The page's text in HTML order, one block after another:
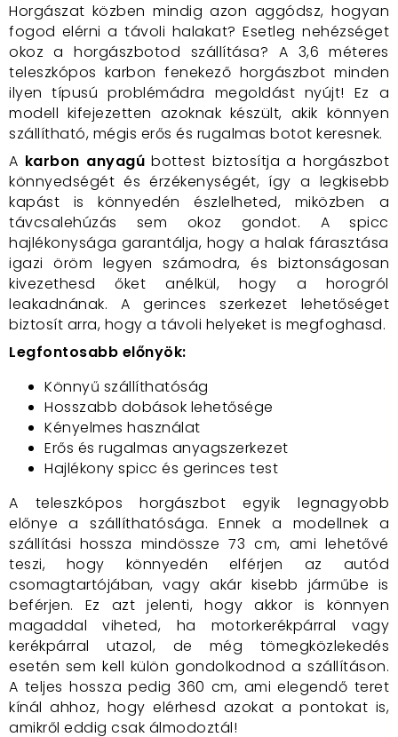
Horgászat közben mindig azon aggódsz, hogyan
fogod elérni a távoli halakat? Esetleg nehézséget
okoz a horgászbotod szállítása? A 3,6 méteres
teleszkópos karbon fenekező horgászbot minden
ilyen típusú problémádra megoldást nyújt! Ez a
modell kifejezetten azoknak készült, akik könnyen
szállítható, mégis erős és rugalmas botot keresnek.
A karbon anyagú bottest biztosítja a horgászbot
könnyedségét és érzékenységét, így a legkisebb
kapást is könnyedén észlelheted, miközben a
távcsalehúzás sem okoz gondot. A spicc
hajlékonysága garantálja, hogy a halak fárasztása
igazi öröm legyen számodra, és biztonságosan
kivezethesd őket anélkül, hogy a horogról
leakadnának. A gerinces szerkezet lehetőséget
biztosít arra, hogy a távoli helyeket is megfoghasd.
Legfontosabb előnyök:
Könnyű szállíthatóság
Hosszabb dobások lehetősége
Kényelmes használat
Erős és rugalmas anyagszerkezet
Hajlékony spicc és gerinces test
A teleszkópos horgászbot egyik legnagyobb
előnye a szállíthatósága. Ennek a modellnek a
szállítási hossza mindössze 73 cm, ami lehetővé
teszi, hogy könnyedén elférjen az autód
csomagtartójában, vagy akár kisebb járműbe is
beférjen. Ez azt jelenti, hogy akkor is könnyen
magaddal viheted, ha motorkerékpárral vagy
kerékpárral utazol, de még tömegközlekedés
esetén sem kell külön gondolkodnod a szállításon.
A teljes hossza pedig 360 cm, ami elegendő teret
kínál ahhoz, hogy elérhesd azokat a pontokat is,
amikről eddig csak álmodoztál!